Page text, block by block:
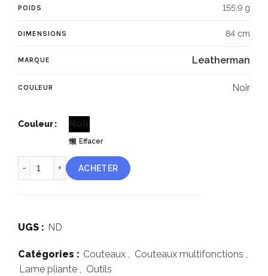
POIDS 155.9 g
DIMENSIONS 84 cm
MARQUE Leatherman
COULEUR Noir
Couleur Noir
Effacer
quantité de Leatherman Free™ K4
ACHETER
UGS : ND
Catégories : Couteaux Couteaux multifonctions
Lame pliante
Outils